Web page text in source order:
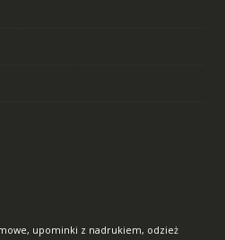
upominki z nadrukiem, odzież